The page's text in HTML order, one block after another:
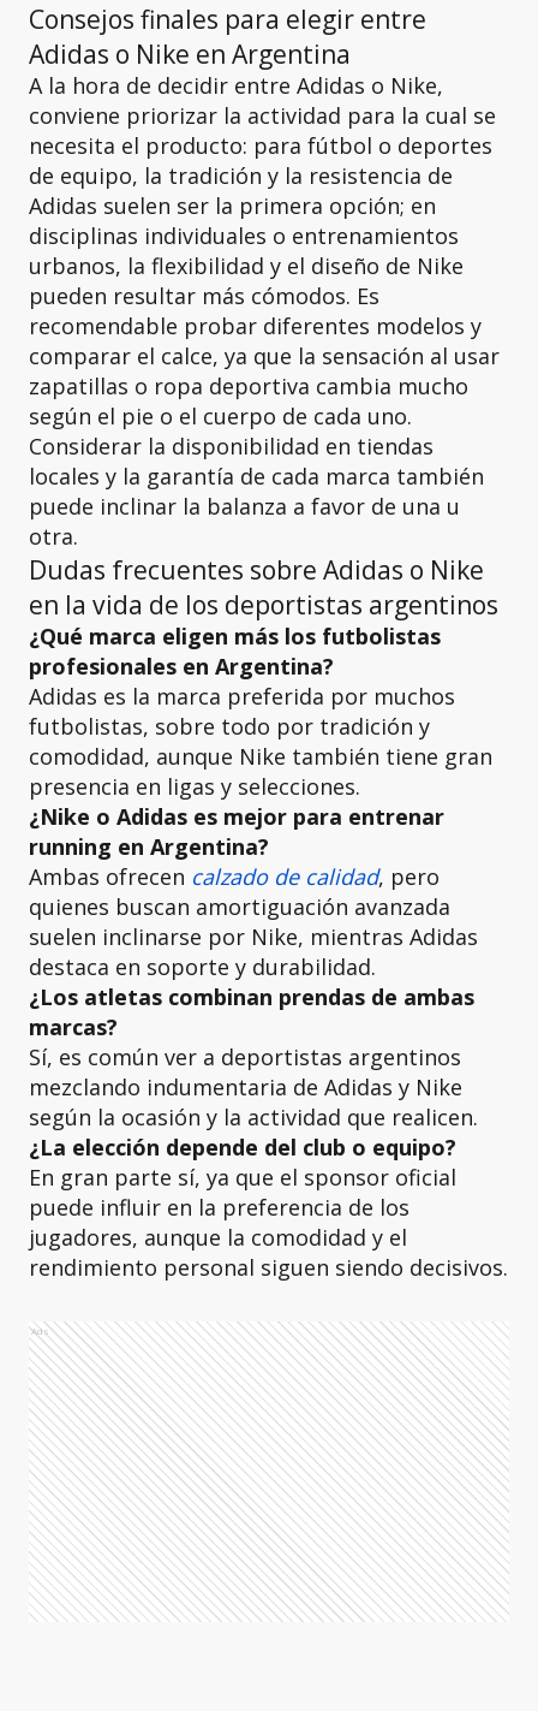
Consejos finales para elegir entre
Adidas o Nike en Argentina
A la hora de decidir entre Adidas o Nike,
conviene priorizar la actividad para la cual se
necesita el producto: para fútbol o deportes
de equipo, la tradición y la resistencia de
Adidas suelen ser la primera opción; en
disciplinas individuales o entrenamientos
urbanos, la flexibilidad y el diseño de Nike
pueden resultar más cómodos. Es
recomendable probar diferentes modelos y
comparar el calce, ya que la sensación al usar
zapatillas o ropa deportiva cambia mucho
según el pie o el cuerpo de cada uno.
Considerar la disponibilidad en tiendas
locales y la garantía de cada marca también
puede inclinar la balanza a favor de una u
otra.
Dudas frecuentes sobre Adidas o Nike
en la vida de los deportistas argentinos
¿Qué marca eligen más los futbolistas
profesionales en Argentina?
Adidas es la marca preferida por muchos
futbolistas, sobre todo por tradición y
comodidad, aunque Nike también tiene gran
presencia en ligas y selecciones.
¿Nike o Adidas es mejor para entrenar
running en Argentina?
Ambas ofrecen calzado de calidad, pero
quienes buscan amortiguación avanzada
suelen inclinarse por Nike, mientras Adidas
destaca en soporte y durabilidad.
¿Los atletas combinan prendas de ambas
marcas?
Sí, es común ver a deportistas argentinos
mezclando indumentaria de Adidas y Nike
según la ocasión y la actividad que realicen.
¿La elección depende del club o equipo?
En gran parte sí, ya que el sponsor oficial
puede influir en la preferencia de los
jugadores, aunque la comodidad y el
rendimiento personal siguen siendo decisivos.
Ads